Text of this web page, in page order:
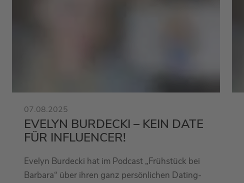
07.08.2025
EVELYN BURDECKI – KEIN DATE
FÜR INFLUENCER!
Evelyn Burdecki hat im Podcast „Frühstück bei
Barbara“ über ihren ganz persönlichen Dating-